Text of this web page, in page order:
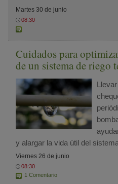
Martes 30 de junio
08:30
Cuidados para
de un sistema de riego
y alargar la vida útil del
Viernes 26 de junio
08:30
1 Comentario